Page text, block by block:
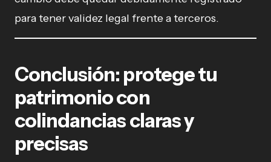
para tener validez legal frente a terceros.
Conclusión: protege tu
patrimonio con
colindancias claras y
precisas